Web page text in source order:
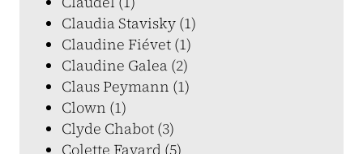
Claudia Stavisky (1)
Claudine Fiévet (1)
Claudine Galea (2)
Claus Peymann (1)
Clown (1)
Clyde Chabot (3)
Colette Fayard (5)